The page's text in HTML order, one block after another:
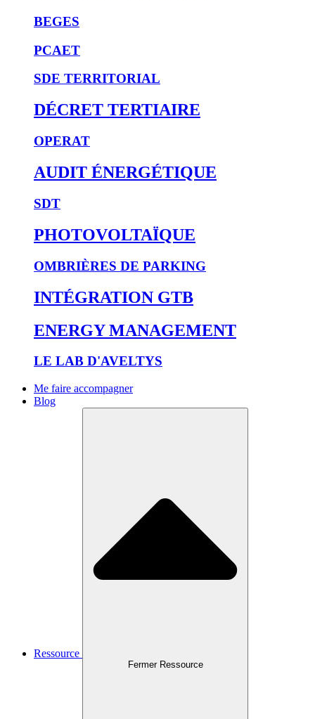
BEGES
PCAET
SDE TERRITORIAL
DÉCRET TERTIAIRE
OPERAT
AUDIT ÉNERGÉTIQUE
SDT
PHOTOVOLTAÏQUE
OMBRIÈRES DE PARKING
INTÉGRATION GTB
ENERGY MANAGEMENT
LE LAB D'AVELTYS
Me faire accompagner
Blog
Ressource
Fermer Ressource